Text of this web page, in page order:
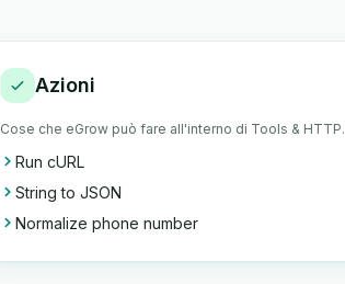
Azioni
Cose che eGrow può fare all'interno di Tools & HTTP.
Run cURL
String to JSON
Normalize phone number